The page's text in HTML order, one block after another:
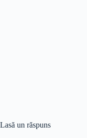
Lasă un răspuns